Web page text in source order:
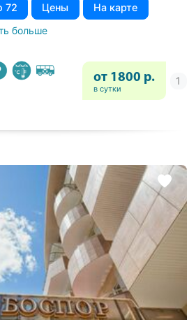
72 Цены На карте
больше
от 1800 р.
в сутки